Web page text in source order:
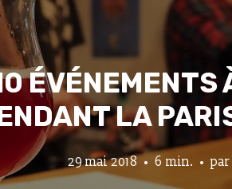
ÉVÉNEMENTS
LA
29 mai 2018 6 min. par